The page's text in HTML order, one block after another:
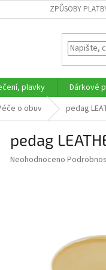
ZPŮSOBY
plavky Dárkové
o obuv pedag
pedag
Průměrné
Neohodnoceno